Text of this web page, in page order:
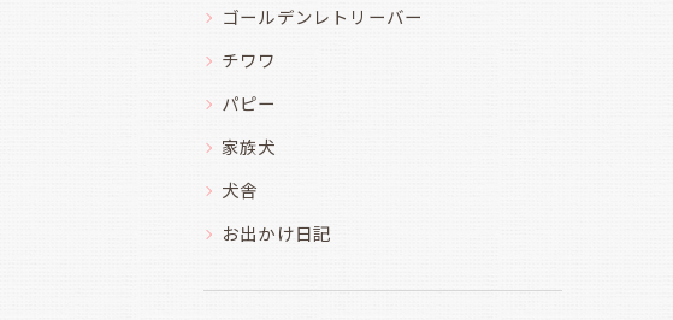
ゴールデンレトリーバー
チワワ
パピー
家族犬
犬舎
お出かけ日記